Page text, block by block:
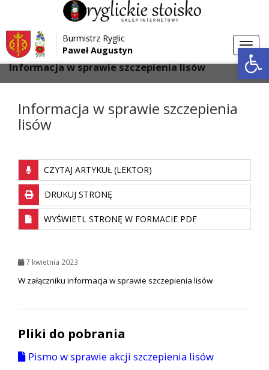
Przejdź do menu
Przejdź do głównej treści strony
Przejdź do stopki strony
Burmistrz Ryglic
Paweł Augustyn
Strona główna > Aktualności
Informacja w sprawie szczepienia lisów
Informacja w sprawie szczepienia
lisów
CZYTAJ ARTYKUŁ (LEKTOR)
DRUKUJ STRONĘ
WYŚWIETL STRONĘ W FORMACIE PDF
7 kwietnia 2023
W załączniku informacja w sprawie szczepienia lisów
Pliki do pobrania
Pismo w sprawie akcji szczepienia lisów